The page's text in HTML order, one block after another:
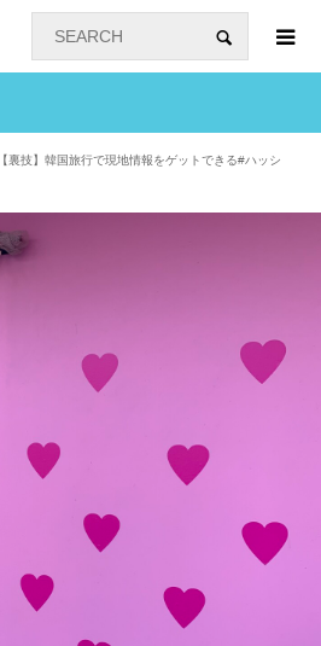
【裏技】韓国旅行で現地情報をゲットできる#ハッシ